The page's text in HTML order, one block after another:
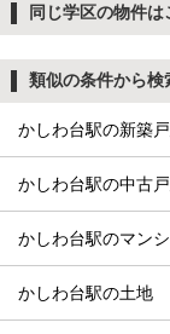
同じ学区の物件は
類似の条件から検
かしわ台駅の新築
かしわ台駅の中古
かしわ台駅のマン
かしわ台駅の土地